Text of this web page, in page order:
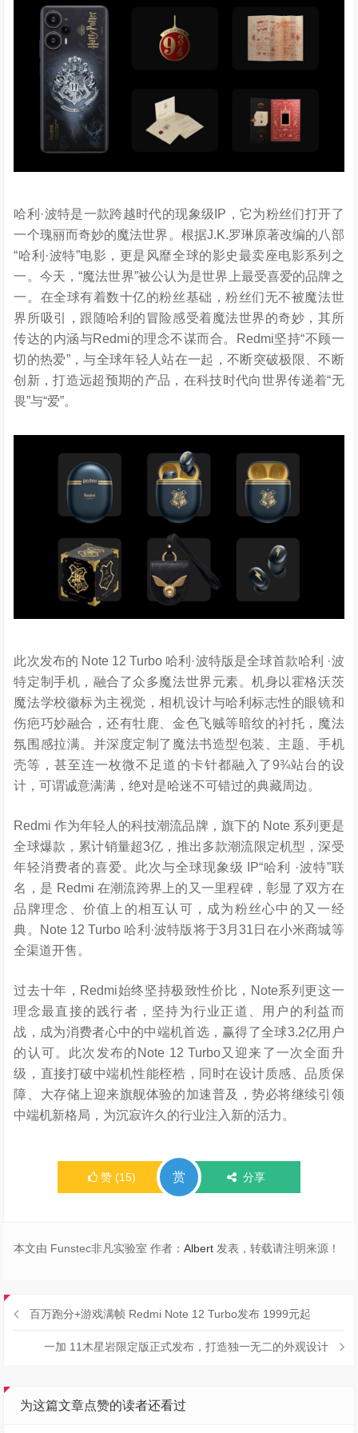
哈利·波特是一款跨越时代的现象级IP，它为粉丝们打开了
一个瑰丽而奇妙的魔法世界。根据J.K.罗琳原著改编的八部
“哈利·波特”电影，更是风靡全球的影史最卖座电影系列之
一。今天，“魔法世界”被公认为是世界上最受喜爱的品牌之
一。在全球有着数十亿的粉丝基础，粉丝们无不被魔法世
界所吸引，跟随哈利的冒险感受着魔法世界的奇妙，其所
传达的内涵与Redmi的理念不谋而合。Redmi坚持“不顾一
切的热爱”，与全球年轻人站在一起，不断突破极限、不断
创新，打造远超预期的产品，在科技时代向世界传递着“无
畏”与“爱”。
此次发布的 Note 12 Turbo 哈利·波特版是全球首款哈利 ·波
特定制手机，融合了众多魔法世界元素。机身以霍格沃茨
魔法学校徽标为主视觉，相机设计与哈利标志性的眼镜和
伤疤巧妙融合，还有牡鹿、金色飞贼等暗纹的衬托，魔法
氛围感拉满。并深度定制了魔法书造型包装、主题、手机
壳等，甚至连一枚微不足道的卡针都融入了9¾站台的设
计，可谓诚意满满，绝对是哈迷不可错过的典藏周边。
Redmi 作为年轻人的科技潮流品牌，旗下的 Note 系列更是
全球爆款，累计销量超3亿，推出多款潮流限定机型，深受
年轻消费者的喜爱。此次与全球现象级 IP“哈利 ·波特”联
名，是 Redmi 在潮流跨界上的又一里程碑，彰显了双方在
品牌理念、价值上的相互认可，成为粉丝心中的又一经
典。Note 12 Turbo 哈利·波特版将于3月31日在小米商城等
全渠道开售。
过去十年，Redmi始终坚持极致性价比，Note系列更这一
理念最直接的践行者，坚持为行业正道、用户的利益而
战，成为消费者心中的中端机首选，赢得了全球3.2亿用户
的认可。此次发布的Note 12 Turbo又迎来了一次全面升
级，直接打破中端机性能桎梏，同时在设计质感、品质保
障、大存储上迎来旗舰体验的加速普及，势必将继续引领
中端机新格局，为沉寂许久的行业注入新的活力。
赞 (15) 赏 分享
本文由 Funstec非凡实验室 作者：Albert 发表，转载请注明来源！
百万跑分+游戏满帧 Redmi Note 12 Turbo发布 1999元起
一加 11木星岩限定版正式发布，打造独一无二的外观设计
为这篇文章点赞的读者还看过